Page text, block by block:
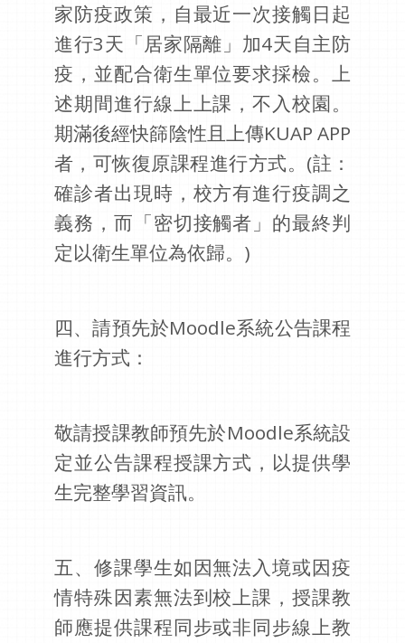
家防疫政策，自最近一次接觸日起
進行3天「居家隔離」加4天自主防
疫，並配合衛生單位要求採檢。上
述期間進行線上上課，不入校園。
期滿後經快篩陰性且上傳KUAP APP
者，可恢復原課程進行方式。(註：
確診者出現時，校方有進行疫調之
義務，而「密切接觸者」的最終判
定以衛生單位為依歸。)
四、請預先於Moodle系統公告課程
進行方式：
敬請授課教師預先於Moodle系統設
定並公告課程授課方式，以提供學
生完整學習資訊。
五、修課學生如因無法入境或因疫
情特殊因素無法到校上課，授課教
師應提供課程同步或非同步線上教